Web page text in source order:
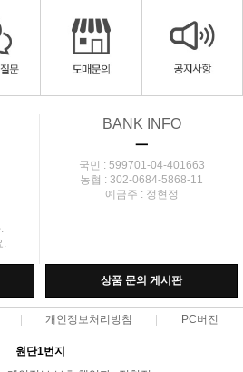
.
BANK INFO
ㅡ
국민 : 599701-04-401663
농협 : 302-0684-5868-11
예금주 : 정현정
상품 문의 게시판
개인정보처리방침 PC버전
원단1번지